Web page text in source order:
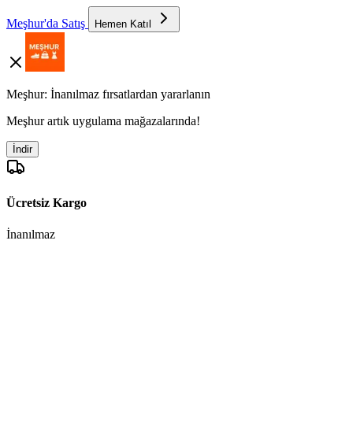
Meşhur'da Satış Hemen Katıl
Meşhur: İnanılmaz fırsatlardan yararlanın
Meşhur artık uygulama mağazalarında!
İndir
Ücretsiz Kargo
İnanılmaz